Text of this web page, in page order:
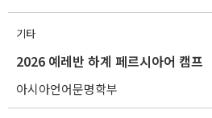
기타
2026 예레반 하계 페르시아어 캠프
아시아언어문명학부